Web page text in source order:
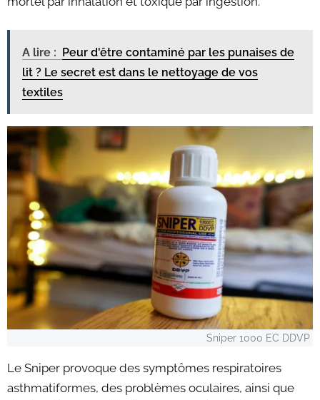
A lire : Peur d'être contaminé par les punaises de
lit ? Le secret est dans le nettoyage de vos
textiles
Sniper 1000 EC DDVP
Le Sniper provoque des symptômes respiratoires
asthmatiformes, des problèmes oculaires, ainsi que